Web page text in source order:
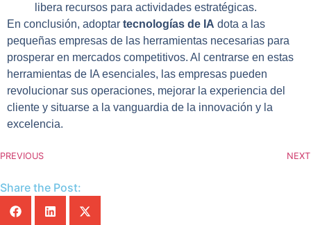
libera recursos para actividades estratégicas.
En conclusión, adoptar tecnologías de IA dota a las
pequeñas empresas de las herramientas necesarias para
prosperar en mercados competitivos. Al centrarse en estas
herramientas de IA esenciales, las empresas pueden
revolucionar sus operaciones, mejorar la experiencia del
cliente y situarse a la vanguardia de la innovación y la
excelencia.
PREVIOUS NEXT
Share the Post: